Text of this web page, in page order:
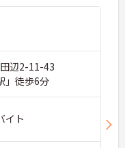
辺2-11-43
」徒歩6分
イト